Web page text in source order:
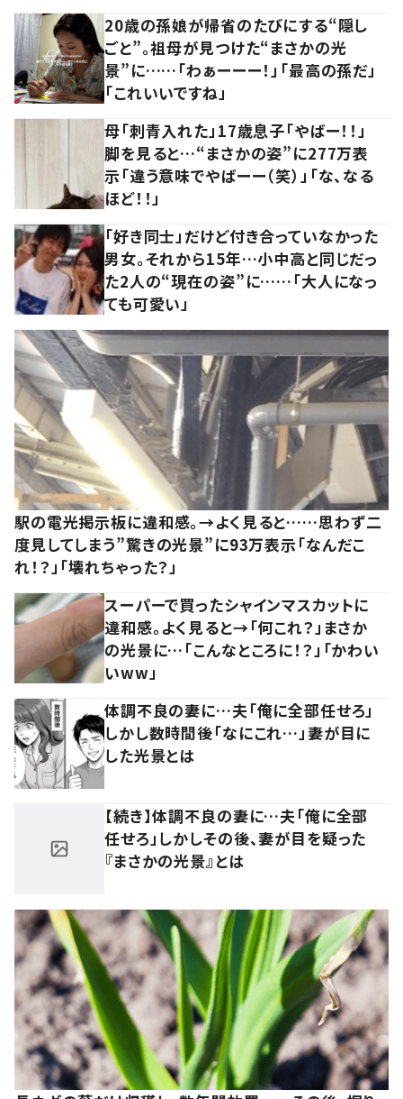
20歳の孫娘が帰省のたびにする“隠し
ごと”。祖母が見つけた“まさかの光
景”に……「わぁーーー！」「最高の孫だ」
「これいいですね」
母「刺青入れた」17歳息子「やばー！！」
脚を見ると…“まさかの姿”に277万表
示「違う意味でやばーー（笑）」「な、なる
ほど！！」
「好き同士」だけど付き合っていなかった
男女。それから15年…小中高と同じだっ
た2人の“現在の姿”に……「大人になっ
ても可愛い」
駅の電光掲示板に違和感。→よく見ると……思わず二
度見してしまう”驚きの光景”に93万表示「なんだこ
れ！？」「壊れちゃった？」
スーパーで買ったシャインマスカットに
違和感。よく見ると→「何これ？」まさか
の光景に…「こんなところに！？」「かわい
いww」
体調不良の妻に…夫「俺に全部任せろ」
しかし数時間後「なにこれ…」妻が目に
した光景とは
【続き】体調不良の妻に…夫「俺に全部
任せろ」しかしその後、妻が目を疑った
『まさかの光景』とは